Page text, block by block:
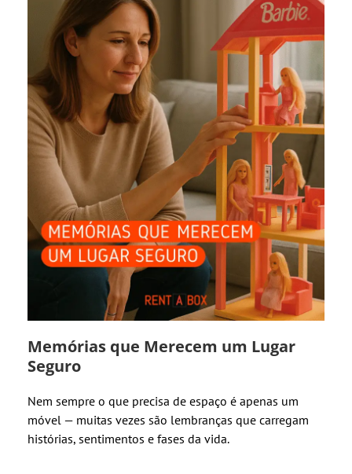
Memórias que Merecem um Lugar
Seguro
Nem sempre o que precisa de espaço é apenas um
móvel — muitas vezes são lembranças que carregam
histórias, sentimentos e fases da vida.